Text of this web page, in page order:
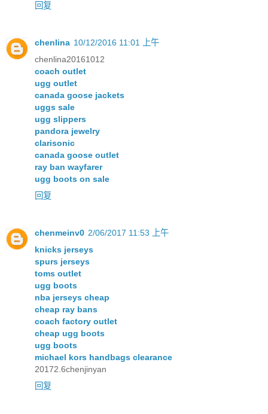
回复
chenlina 10/12/2016 11:01 上午
chenlina20161012
coach outlet
ugg outlet
canada goose jackets
uggs sale
ugg slippers
pandora jewelry
clarisonic
canada goose outlet
ray ban wayfarer
ugg boots on sale
回复
chenmeinv0 2/06/2017 11:53 上午
knicks jerseys
spurs jerseys
toms outlet
ugg boots
nba jerseys cheap
cheap ray bans
coach factory outlet
cheap ugg boots
ugg boots
michael kors handbags clearance
20172.6chenjinyan
回复